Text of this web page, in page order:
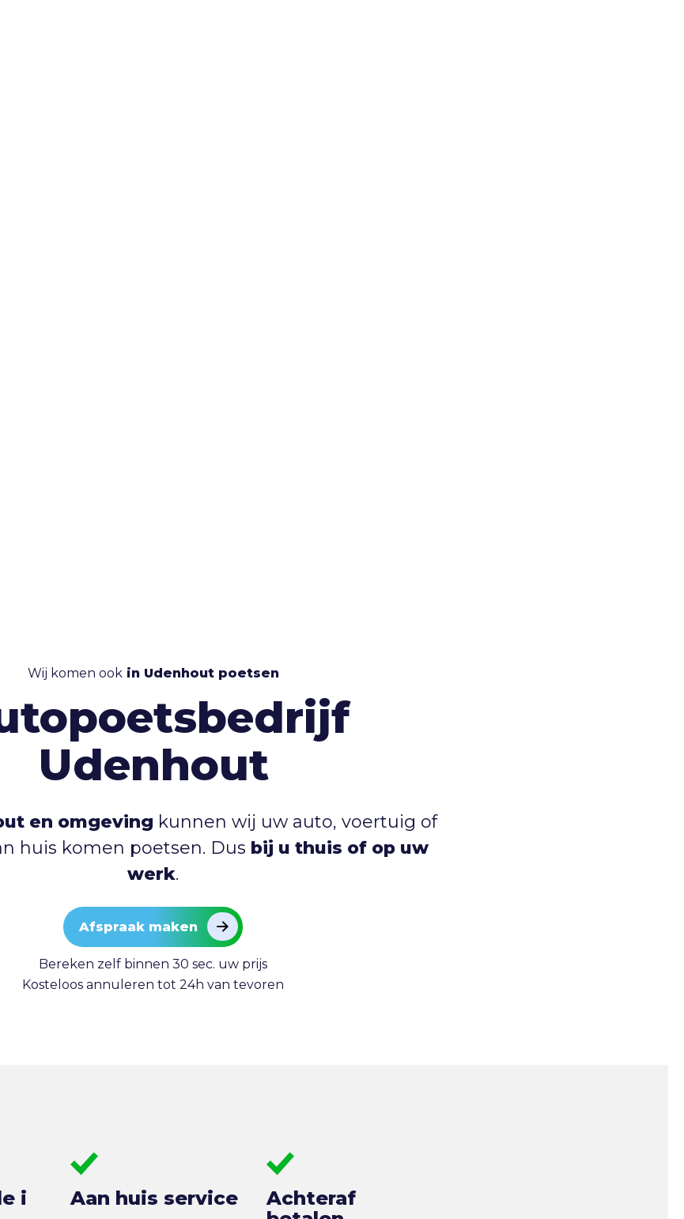
Wij komen ook in Udenhout poetsen
Udenhout
en omgeving kunnen wij uw auto, voertuig of
huis komen poetsen. Dus bij u thuis of op uw
werk.
Afspraak maken
Bereken zelf binnen 30 sec. uw prijs
Kosteloos annuleren tot 24h van tevoren
i Aan huis service
Achteraf